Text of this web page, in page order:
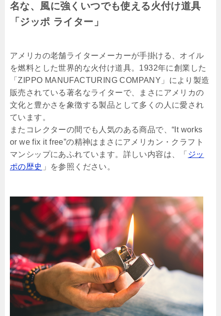
名な、風に強くいつでも使える火付け道具
「ジッポ ライター」
アメリカの老舗ライターメーカーが手掛ける、オイル
を燃料とした世界的な火付け道具。1932年に創業した
「ZIPPO MANUFACTURING COMPANY」により製造
販売されている著名なライターで、まさにアメリカの
文化と豊かさを象徴する製品として多くの人に愛され
ています。
またコレクターの間でも人気のある商品で、“It works
or we fix it free”の精神はまさにアメリカン・クラフト
マンシップにあふれています。詳しい内容は、「 ジッ
ポの歴史 」を参照ください。